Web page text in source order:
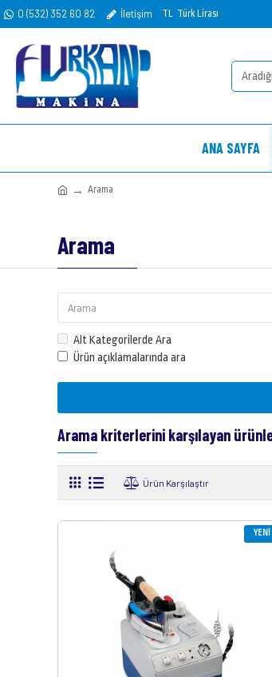
0 (532) 352 60 82 İletişim TL Türk Lirası
ANA SAYFA
Arama
Arama
Alt Kategorilerde Ara
Ürün açıklamalarında ara
Arama kriterlerini karşılayan
Ürün Karşılaştır
YENI